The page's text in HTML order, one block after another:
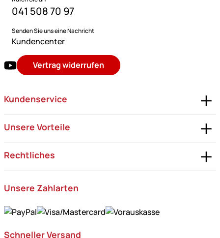
041 508 70 97
Senden Sie uns eine Nachricht
Kundencenter
Vertrag widerrufen
Kundenservice
Unsere Vorteile
Rechtliches
Unsere Zahlarten
Schneller Versand